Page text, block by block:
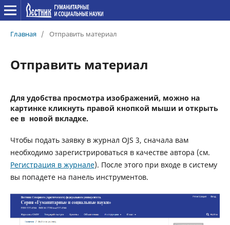
Главная / Отправить материал
Отправить материал
Для удобства просмотра изображений, можно на
картинке кликнуть правой кнопкой мыши и открыть
ее в новой вкладке.
Чтобы подать заявку в журнал OJS 3, сначала вам
необходимо зарегистрироваться в качестве автора (см.
Регистрация в журнале). После этого при входе в систему
вы попадете на панель инструментов.